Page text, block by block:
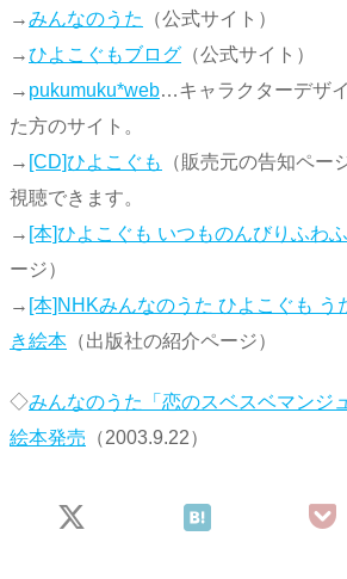
→みんなのうた
（公式サイト）
→ひよこぐもブログ （公式サイト）
→ pukumuku*web…キャラクターデザ
た方のサイト。
→ [CD]ひよこぐも
（販売元の告知ペ
視聴できます。
→ [本]ひよこぐも いつものんびりふわ
ージ）
→ [本]NHKみんなのうた ひよこぐも う
き絵本 （出版社の紹介ページ）
◇みんなのうた「恋のスベスベマンジ
絵本発売 （2003.9.22）